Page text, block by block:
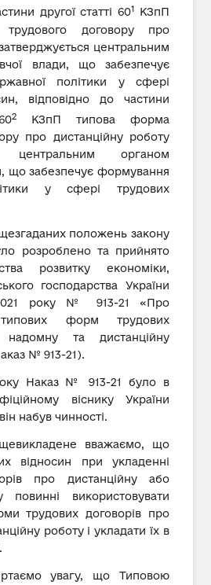
другої статті 601
КЗпП
договору про
центральним
влади, що забезпечує
політики у сфері
відповідно до частини
2
КЗпП типова форма
про дистанційну роботу
центральним органом
що забезпечує формування
у сфері трудових
положень закону
розроблено та прийнято
розвитку економіки,
господарства України
року № 913-21 «Про
типових форм трудових
та дистанційну
№ 913-21).
Наказ № 913-21 було в
віснику України
набув чинності.
вважаємо, що
відносин при укладенні
про дистанційну або
використовувати
трудових договорів про
роботу і укладати їх в
увагу, що Типовою